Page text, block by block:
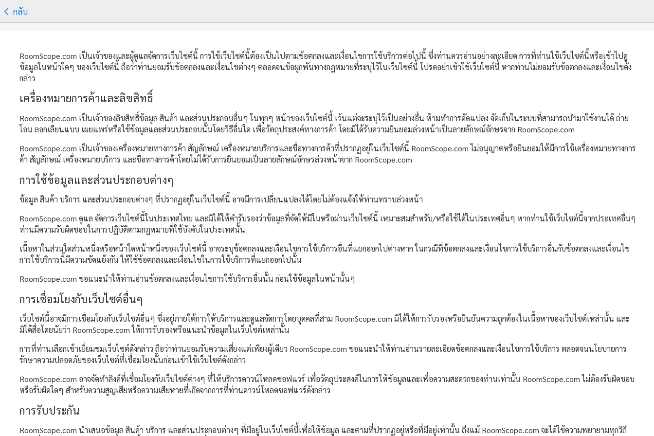
กลับ
RoomScope.com เป็นเจ้าของและผู้ดูแลจัดการเว็บไซต์นี้ การใช้เว็บไซต์นี้ต้องเป็นไปตามข้อตกลงและเงื่อนไขการใช้บริการต่อไปนี้ ซึ่งท่านควรอ่านอย่างละเอียด การที่ท่านใช้เว็บไซต์นี้หรือเข้าไปดู
ข้อมูลในหน้าใดๆ ของเว็บไซต์นี้ ถือว่าท่านยอมรับข้อตกลงและเงื่อนไขต่างๆ ตลอดจนข้อผูกพันทางกฎหมายที่ระบุไว้ในเว็บไซต์นี้ โปรดอย่าเข้าใช้เว็บไซต์นี้ หากท่านไม่ยอมรับข้อตกลงและเงื่อนไขดัง
กล่าว
เครื่องหมายการค้าและลิขสิทธิ์
RoomScope.com เป็นเจ้าของลิขสิทธิ์ข้อมูล สินค้า และส่วนประกอบอื่นๆ ในทุกๆ หน้าของเว็บไซต์นี้ เว้นแต่จะระบุไว้เป็นอย่างอื่น ห้ามทำการดัดแปลง จัดเก็บในระบบที่สามารถนำมาใช้งานได้ ถ่าย
โอน ลอกเลียนแบบ เผยแพร่หรือใช้ข้อมูลและส่วนประกอบนั้นโดยวิธีอื่นใด เพื่อวัตถุประสงค์ทางการค้า โดยมิได้รับความยินยอมล่วงหน้าเป็นลายลักษณ์อักษรจาก RoomScope.com
RoomScope.com เป็นเจ้าของเครื่องหมายทางการค้า สัญลักษณ์ เครื่องหมายบริการและชื่อทางการค้าที่ปรากฏอยู่ในเว็บไซต์นี้ RoomScope.com ไม่อนุญาตหรือยินยอมให้มีการใช้เครื่องหมายทางการ
ค้า สัญลักษณ์ เครื่องหมายบริการ และชื่อทางการค้าโดยไม่ได้รับการยินยอมเป็นลายลักษณ์อักษรล่วงหน้าจาก RoomScope.com
การใช้ข้อมูลและส่วนประกอบต่างๆ
ข้อมูล สินค้า บริการ และส่วนประกอบต่างๆ ที่ปรากฏอยู่ในเว็บไซต์นี้ อาจมีการเปลี่ยนแปลงได้โดยไม่ต้องแจ้งให้ท่านทราบล่วงหน้า
RoomScope.com ดูแล จัดการเว็บไซต์นี้ในประเทศไทย และมิได้ให้คำรับรองว่าข้อมูลที่จัดให้มีในหรือผ่านเว็บไซต์นี้ เหมาะสมสำหรับ/หรือใช้ได้ในประเทศอื่นๆ หากท่านใช้เว็บไซต์นี้จากประเทศอื่นๆ
ท่านมีความรับผิดชอบในการปฏิบัติตามกฎหมายที่ใช้บังคับในประเทศนั้น
เนื้อหาในส่วนใดส่วนหนึ่งหรือหน้าใดหน้าหนึ่งของเว็บไซต์นี้ อาจระบุข้อตกลงและเงื่อนไขการใช้บริการอื่นที่แยกออกไปต่างหาก ในกรณีที่ข้อตกลงและเงื่อนไขการใช้บริการอื่นกับข้อตกลงและเงื่อนไข
การใช้บริการนี้มีความขัดแย้งกัน ให้ใช้ข้อตกลงและเงื่อนไขในการใช้บริการที่แยกออกไปนั้น
RoomScope.com ขอแนะนำให้ท่านอ่านข้อตกลงและเงื่อนไขการใช้บริการอื่นนั้น ก่อนใช้ข้อมูลในหน้านั้นๆ
การเชื่อมโยงกับเว็บไซต์อื่นๆ
เว็บไซต์นี้อาจมีการเชื่อมโยงกับเว็บไชต์อื่นๆ ซึ่งอยู่ภายใต้การให้บริการและดูแลจัดการโดยบุคคลที่สาม RoomScope.com มิได้ให้การรับรองหรือยืนยันความถูกต้องในเนื้อหาของเว็บไซต์เหล่านั้น และ
มิได้สื่อโดยนัยว่า RoomScope.com ให้การรับรองหรือแนะนำข้อมูลในเว็บไซต์เหล่านั้น
การที่ท่านเลือกเข้าเยี่ยมชมเว็บไซต์ดังกล่าว ถือว่าท่านยอมรับความเสี่ยงแต่เพียงผู้เดียว RoomScope.com ขอแนะนำให้ท่านอ่านรายละเอียดข้อตกลงและเงื่อนไขการใช้บริการ ตลอดจนนโยบายการ
รักษาความปลอดภัยของเว็บไซต์ที่เชื่อมโยงนั้นก่อนเข้าใช้เว็บไซต์ดังกล่าว
RoomScope.com อาจจัดทำลิงค์ที่เชื่อมโยงกับเว็บไซต์ต่างๆ ที่ให้บริการดาวน์โหลดซอฟแวร์ เพื่อวัตถุประสงค์ในการให้ข้อมูลและเพื่อความสะดวกของท่านเท่านั้น RoomScope.com ไม่ต้องรับผิดชอบ
หรือรับผิดใดๆ สำหรับความสูญเสียหรือความเสียหายที่เกิดจากการที่ท่านดาวน์โหลดซอฟแวร์ดังกล่าว
การรับประกัน
RoomScope.com นำเสนอข้อมูล สินค้า บริการ และส่วนประกอบต่างๆ ที่มีอยู่ในเว็บไซต์นี้เพื่อให้ข้อมูล และตามที่ปรากฏอยู่หรือที่มีอยู่เท่านั้น ถึงแม้ RoomScope.com จะได้ใช้ความพยายามทุกวิถี